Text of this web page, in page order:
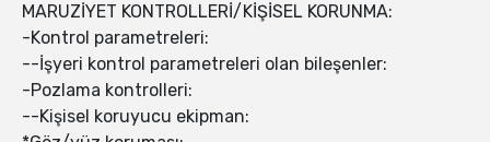
MARUZİYET KONTROLLERİ/KİŞİSEL KORUNMA:
-Kontrol parametreleri:
--İşyeri kontrol parametreleri olan bileşenler:
-Pozlama kontrolleri:
--Kişisel koruyucu ekipman: